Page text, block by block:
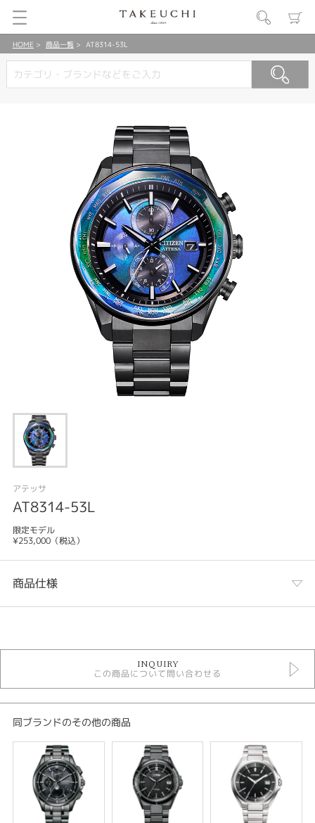
HOME 商品一覧 AT8314-53L
アテッサ
AT8314-53L
限定モデル
¥253,000（税込）
商品仕様
時計
金属ベルト
ソーラー電波
10気圧防水
アテッサ
メンズ 腕時計
メンズ
INQUIRY
この商品について問い合わせる
同ブランドのその他の商品